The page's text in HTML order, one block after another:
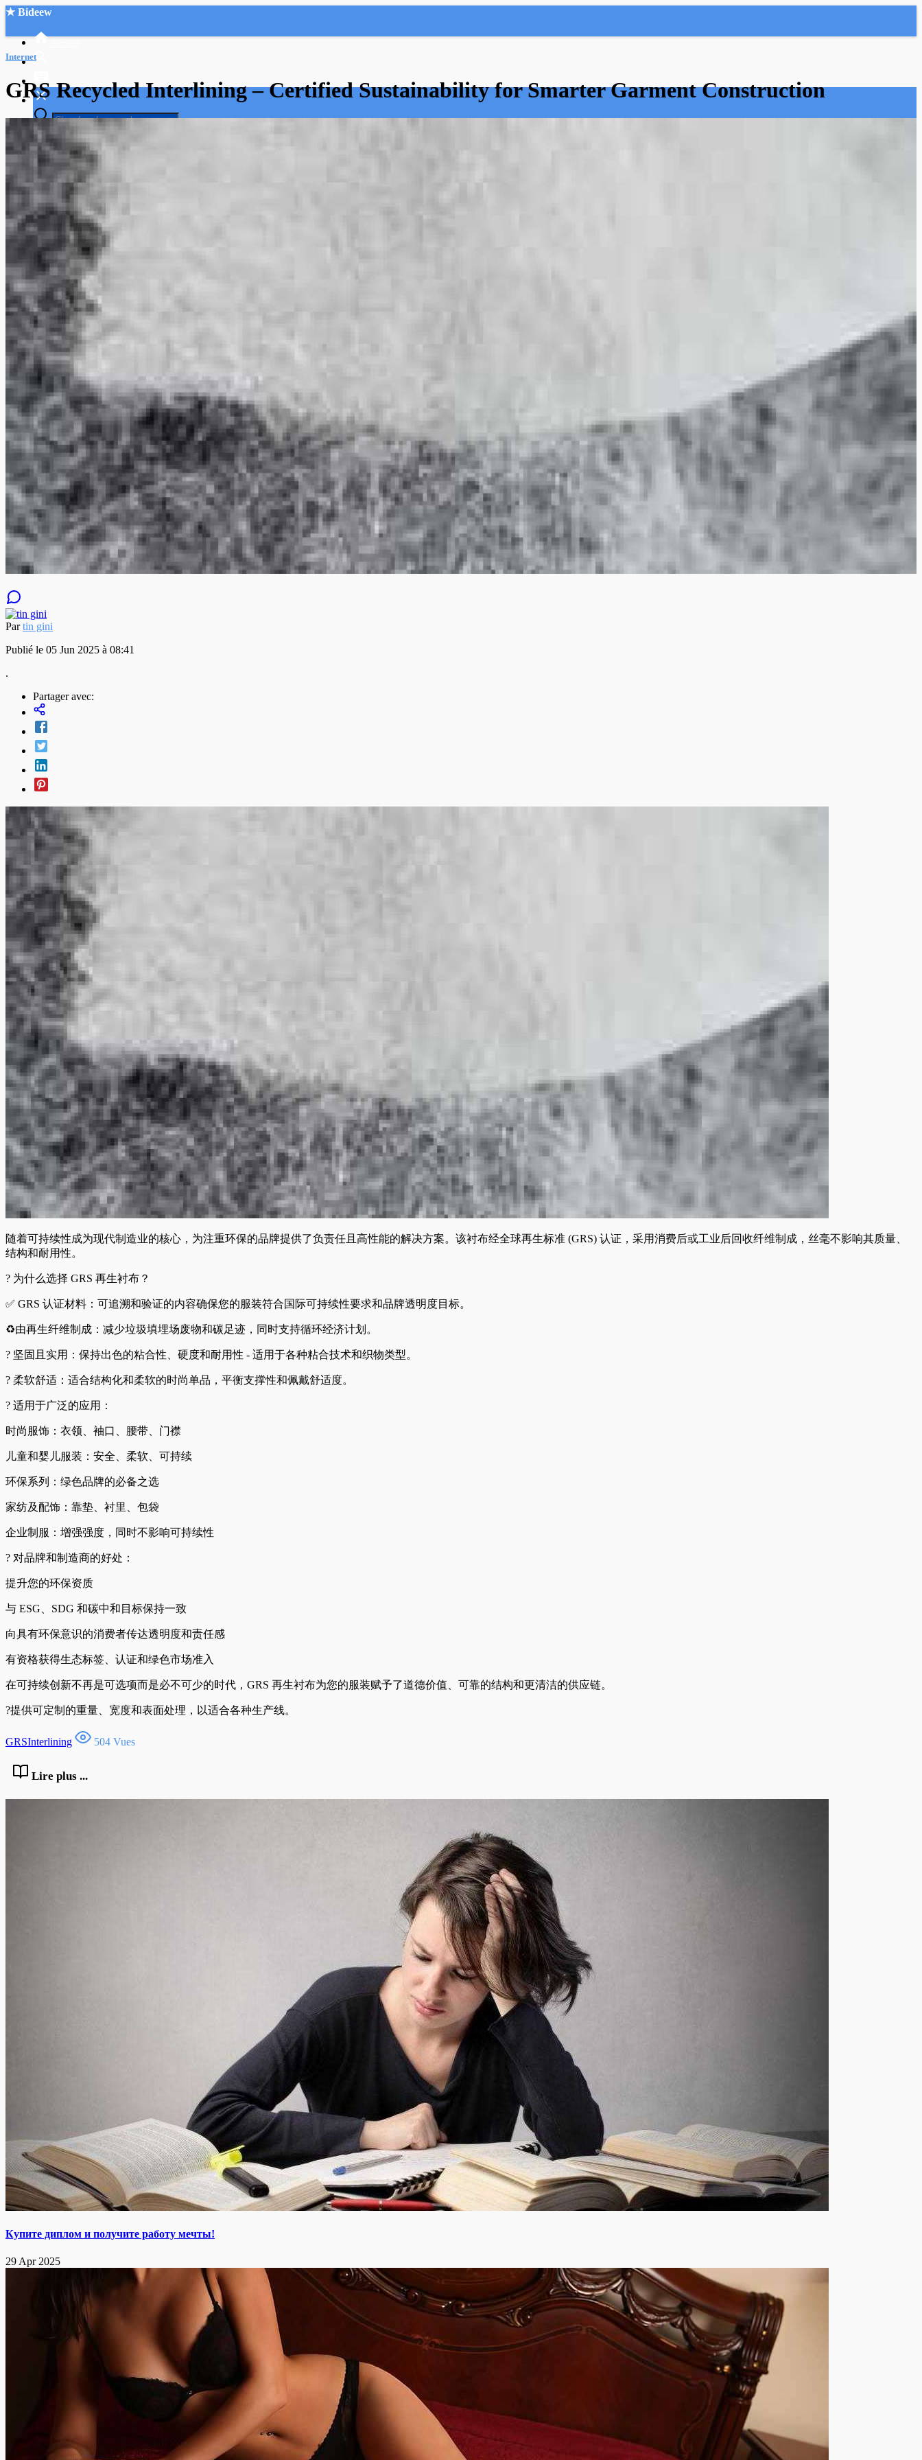
★ Bideew
Recherche Avancée
Mon compte
Créer un compte
Mode nuit
Internet
GRS Recycled Interlining – Certified Sustainability for Smarter Garment Construction
Partin gini
Publié le 05 Jun 2025 à 08:41
.
Partager avec:
随着可持续性成为现代制造业的核心， 为注重环保的品牌提供了负责任且高性能的解决方案。该衬布经全球再生标准 (GRS) 认证，采用消费后或工业后回收纤维制成，丝毫不影响其质量、
结构和耐用性。
? 为什么选择 GRS 再生衬布？
✅ GRS 认证材料：可追溯和验证的内容确保您的服装符合国际可持续性要求和品牌透明度目标。
♻️由再生纤维制成：减少垃圾填埋场废物和碳足迹，同时支持循环经济计划。
? 坚固且实用：保持出色的粘合性、硬度和耐用性 - 适用于各种粘合技术和织物类型。
? 柔软舒适：适合结构化和柔软的时尚单品，平衡支撑性和佩戴舒适度。
? 适用于广泛的应用：
时尚服饰：衣领、袖口、腰带、门襟
儿童和婴儿服装：安全、柔软、可持续
环保系列：绿色品牌的必备之选
家纺及配饰：靠垫、衬里、包袋
企业制服：增强强度，同时不影响可持续性
? 对品牌和制造商的好处：
提升您的环保资质
与 ESG、SDG 和碳中和目标保持一致
向具有环保意识的消费者传达透明度和责任感
有资格获得生态标签、认证和绿色市场准入
在可持续创新不再是可选项而是必不可少的时代，GRS 再生衬布为您的服装赋予了道德价值、可靠的结构和更清洁的供应链。
?提供可定制的重量、宽度和表面处理，以适合各种生产线。
GRSInterlining 504 Vues
Lire plus ...
Купите диплом и получите работу мечты!
29 Apr 2025